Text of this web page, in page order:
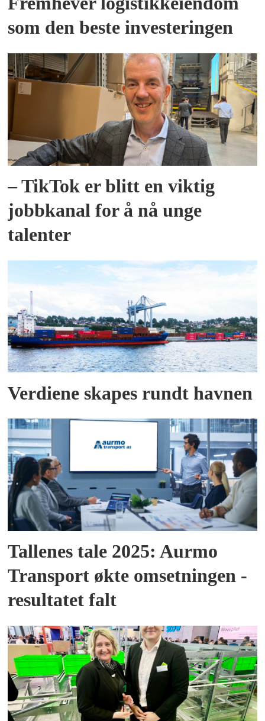
som den beste investeringen
– TikTok er blitt en viktig
jobbkanal for å nå unge
talenter
Verdiene skapes rundt havnen
Tallenes tale 2025: Aurmo
Transport økte omsetningen -
resultatet falt